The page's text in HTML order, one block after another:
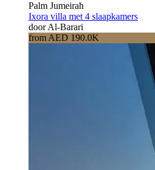
Palm Jumeirah
Ixora villa met 4 slaapkamers
door Al-Barari
from AED 190.0K